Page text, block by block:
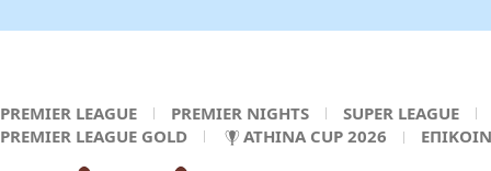
PREMIER LEAGUE PREMIER NIGHTS
SUPER LEAGUE
PREMIER LEAGUE GOLD
ATHINA CUP 2026